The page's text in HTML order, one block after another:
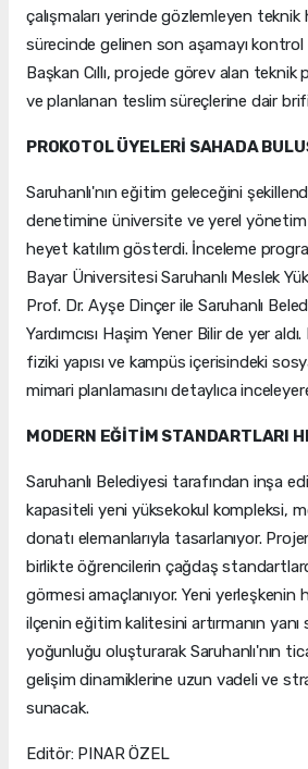
çalışmaları yerinde gözlemleyen
sürecinde gelinen son aşamayı
Başkan Cıllı, projede görev alan teknik
ve planlanan teslim süreçlerine dair
PROKOTOL ÜYELERİ SAHADA
Saruhanlı'nın eğitim geleceğini
denetimine üniversite ve yerel
heyet katılım gösterdi. İnceleme
Bayar Üniversitesi Saruhanlı Meslek
Prof. Dr. Ayşe Dinçer ile Saruhanlı
Yardımcısı Haşim Yener Bilir de yer
fiziki yapısı ve kampüs içerisindeki
mimari planlamasını detaylıca
MODERN EĞİTİM STANDARTLARI
Saruhanlı Belediyesi tarafından inşa
kapasiteli yeni yüksekokul kompleksi,
donatı elemanlarıyla tasarlanıyor.
birlikte öğrencilerin çağdaş
görmesi amaçlanıyor. Yeni yerleşkenin
ilçenin eğitim kalitesini artırmanın yanı
yoğunluğu oluşturarak Saruhanlı'nın
gelişim dinamiklerine uzun vadeli ve
sunacak.
Editör: PINAR ÖZEL